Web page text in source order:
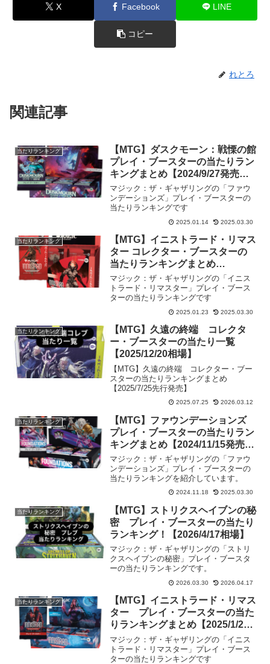
X Facebook LINE
コピー
れとろ
関連記事
当たりランキング
【MTG】ダスクモーン：戦慄の館
プレイ・ブースターの当たりラン
キングまとめ【2024/9/27発売・
2025/1/14相場】
マジック：ザ・ギャザリングの「ファウ
ンデーションズ」プレイ・ブースターの
当たりランキングです
2025.01.14 2025.03.30
当たりランキング
【MTG】イニストラード・リマス
ター コレクター・ブースターの
当たりランキングまとめ
【2025/1/24発売・1/25相場】
マジック：ザ・ギャザリングの「イニス
トラード・リマスター」プレイ・ブース
ターの当たりランキングです
2025.01.23 2025.03.30
当たりランキング
【MTG】久遠の終端 コレクタ
ー・ブースターの当たり一覧
【2025/12/20相場】
【MTG】久遠の終端 コレクター・ブー
スターの当たりランキングまとめ
【2025/7/25先行発売】
2025.07.25 2026.03.12
当たりランキング
【MTG】ファウンデーションズ
プレイ・ブースターの当たりラン
キングまとめ【2024/11/15発売・
2/8相場】
マジック：ザ・ギャザリングの「ファウ
ンデーションズ」プレイ・ブースターの
当たりランキングを紹介しています。
2024.11.18 2025.03.30
当たりランキング
【MTG】ストリクスヘイブンの秘
密 プレイ・ブースターの当たり
ランキング！【2026/4/17相場】
マジック：ザ・ギャザリングの「ストリ
クスヘイブンの秘密」プレイ・ブースタ
ーの当たりランキングです。
2026.03.30 2026.04.17
当たりランキング
【MTG】イニストラード・リマス
ター プレイ・ブースターの当た
りランキングまとめ【2025/1/24
発売・1/25相場】
マジック：ザ・ギャザリングの「イニス
トラード・リマスター」プレイ・ブース
ターの当たりランキングです